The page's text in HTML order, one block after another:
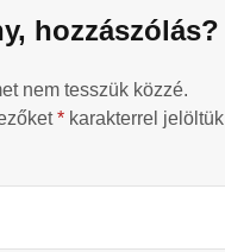
hozzászólás?
nem tesszük közzé.
* karakterrel jelöltük